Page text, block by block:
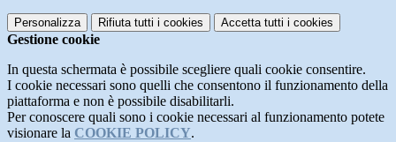
Personalizza Rifiuta tutti i cookies Accetta tutti i cookies
Gestione cookie
In questa schermata è possibile scegliere quali cookie consentire.
I cookie necessari sono quelli che consentono il funzionamento della
piattaforma e non è possibile disabilitarli.
Per conoscere quali sono i cookie necessari al funzionamento potete
visionare la COOKIE POLICY.